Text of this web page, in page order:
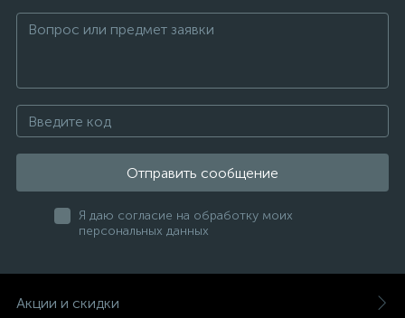
Отправить сообщение
Я даю согласие на обработку моих
персональных данных
Акции и скидки